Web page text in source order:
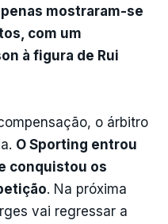
mostraram-se
com um
à figura de Rui
o árbitro
O Sporting entrou
conquistou os
. Na próxima
vai regressar a